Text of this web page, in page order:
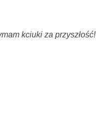
kciuki za przyszłość!